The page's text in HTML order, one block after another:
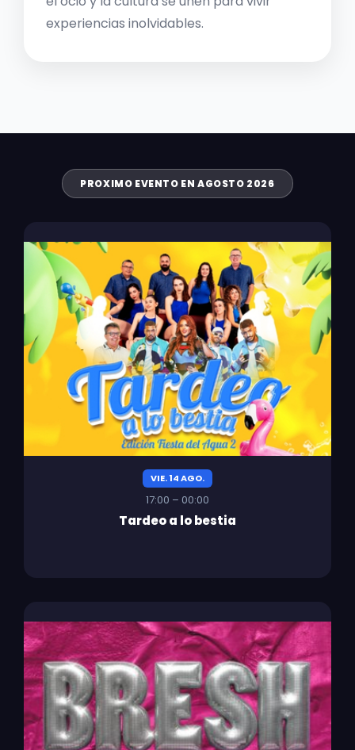
experiencias inolvidables.
PROXIMO EVENTO EN AGOSTO 2026
VIE. 14 AGO.
17:00 – 00:00
Tardeo a lo bestia